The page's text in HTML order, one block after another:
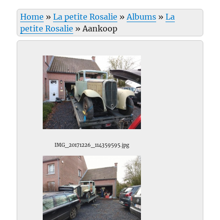
Home »La petite Rosalie »Albums »La
petite Rosalie »Aankoop
IMG_20171226_114359595.jpg